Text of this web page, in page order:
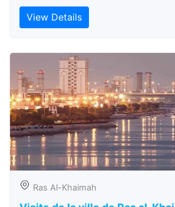
View Details
Ras Al-Khaimah